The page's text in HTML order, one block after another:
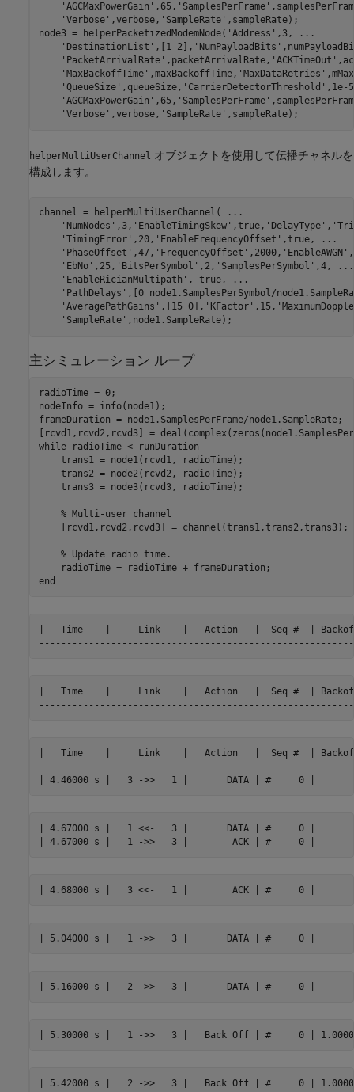
'AGCMaxPowerGain' ,65, 'SamplesPerFrame'
'Verbose' ,verbose, 'SampleRate' ,sampleRate);
node3 = helperPacketizedModemNode( 'Address' ,3,
...
'DestinationList' ,[1 2], 'NumPayloadBits'
'PacketArrivalRate' ,packetArrivalRate, 'ACKTimeOut'
'MaxBackoffTime' ,maxBackoffTime, 'MaxDataRetries'
'QueueSize' ,queueSize, 'CarrierDetectorThreshold'
'AGCMaxPowerGain' ,65, 'SamplesPerFrame'
'Verbose' ,verbose, 'SampleRate' ,sampleRate);
helperMultiUserChannel
オブジェクトを使用して伝播チャネルを
構成します。
channel = helperMultiUserChannel(
...
'NumNodes' ,3, 'EnableTimingSkew' ,true, 'DelayType' ,
'TimingError' ,20, 'EnableFrequencyOffset' ,true,
...
'PhaseOffset' ,47, 'FrequencyOffset' ,2000, 'EnableAWGN'
'EbNo' ,25, 'BitsPerSymbol' ,2, 'SamplesPerSymbol' ,4,
...
'EnableRicianMultipath' , true,
...
'PathDelays' ,[0 node1.SamplesPerSymbol/
'AveragePathGains' ,[15 0], 'KFactor' ,15,
'SampleRate' ,node1.SampleRate);
主シミュレーション ループ
radioTime = 0;
nodeInfo = info(node1);
frameDuration = node1.SamplesPerFrame/node1.SampleRate;
while radioTime < runDuration
    trans1 = node1(rcvd1, radioTime);
    trans2 = node2(rcvd2, radioTime);
    trans3 = node3(rcvd3, radioTime);
% Multi-user channel
    [rcvd1,rcvd2,rcvd3] = channel(trans1,trans2,trans3);
% Update radio time.
end
|   Time    |     Link    |   Action   |  Seq #  | Backoff
|   Time    |     Link    |   Action   |  Seq #  | Backoff
|   Time    |     Link    |   Action   |  Seq #  | Backoff
| 4.67000 s |   1 <<-   3 |       DATA | #     0 |